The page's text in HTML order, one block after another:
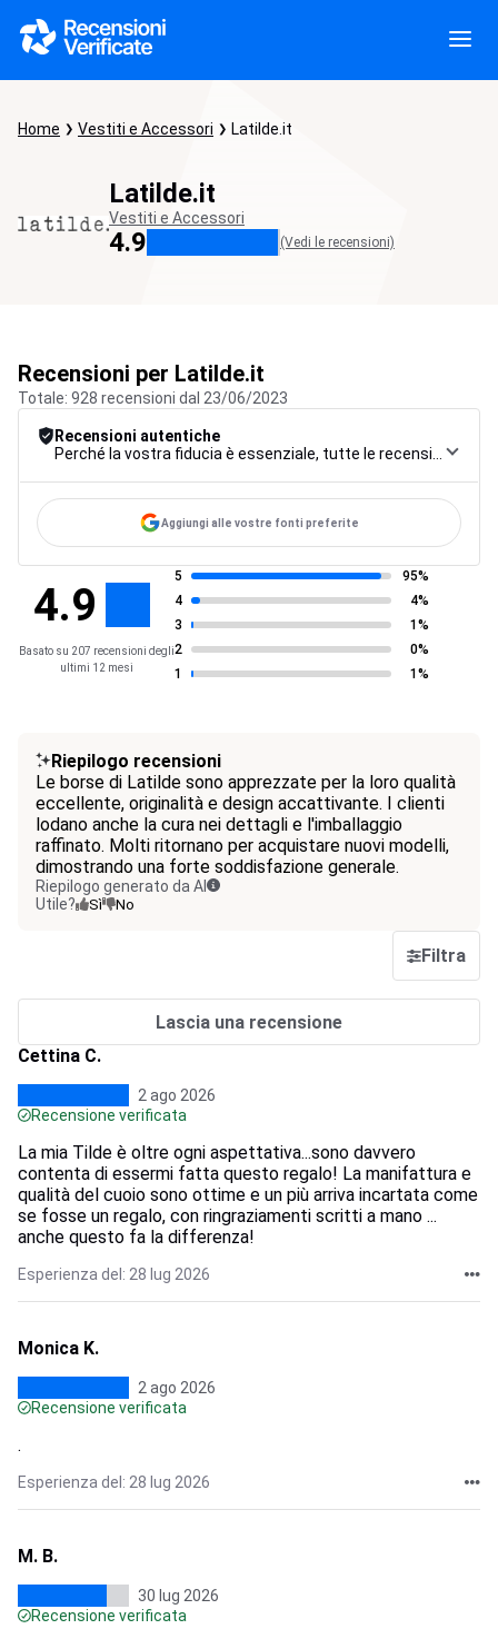
Home Vestiti e Accessori Latilde.it
Latilde.it
Vestiti e Accessori
4.9 (Vedi le recensioni)
Recensioni per Latilde.it
Totale: 928 recensioni dal 23/06/2023
Recensioni autentiche
Aggiungi alle vostre fonti preferite
4.9
Basato su 207 recensioni degli
ultimi 12 mesi
5
95%
4
4%
3
1%
2
0%
1
1%
Riepilogo recensioni
Le borse di Latilde sono apprezzate per la loro qualità
eccellente, originalità e design accattivante. I clienti
lodano anche la cura nei dettagli e l'imballaggio
raffinato. Molti ritornano per acquistare nuovi modelli,
dimostrando una forte soddisfazione generale.
Riepilogo generato da AI
Utile?
Sì No
Filtra
Lascia una recensione
Cettina C.
2 ago 2026
Recensione verificata
La mia Tilde è oltre ogni aspettativa...sono davvero
contenta di essermi fatta questo regalo! La manifattura e
qualità del cuoio sono ottime e un più arriva incartata come
se fosse un regalo, con ringraziamenti scritti a mano ...
anche questo fa la differenza!
Esperienza del: 28 lug 2026
Monica K.
2 ago 2026
Recensione verificata
.
Esperienza del: 28 lug 2026
M. B.
30 lug 2026
Recensione verificata